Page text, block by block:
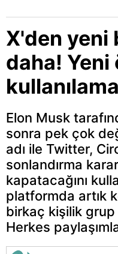
X'den yeni
daha! Yeni
Elon Musk
sonra pek çok
adı ile Twitter,
sonlandırma
kapatacağını
platformda artık
birkaç kişilik
Herkes